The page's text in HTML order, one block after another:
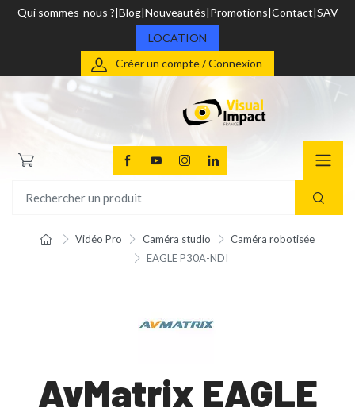
Qui sommes-nous ? Blog Nouveautés Promotions Contact SAV
LOCATION
Créer un compte / Connexion
Vidéo Pro Caméra studio
Caméra robotisée
EAGLE P30A-NDI
AvMatrix EAGLE